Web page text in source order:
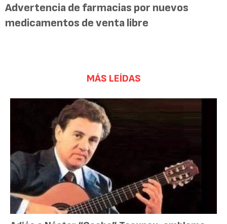
Advertencia de farmacias por nuevos
medicamentos de venta libre
MÁS LEÍDAS